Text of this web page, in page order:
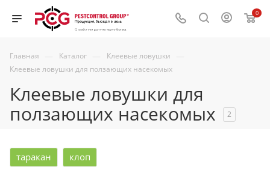
0
Главная — Каталог — Клеевые ловушки —
Клеевые ловушки для ползающих насекомых
Клеевые ловушки для
ползающих насекомых
2
таракан клоп